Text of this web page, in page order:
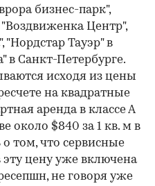
бизнес-парк",
Центр",
"Нордстар Тауэр" в
в Санкт-Петербурге.
исходя из цены
на квадратные
аренда в классе А
около $840 за 1 кв. м в
о том, что сервисные
цену уже включена
не говоря уже